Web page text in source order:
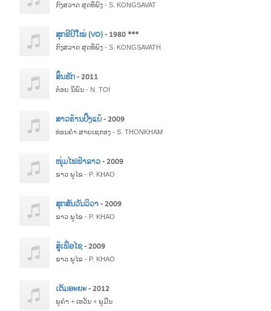
ກົງສວາດ ສຸດທິພົງ - S. KONGSAVAT
ສຸກຂີປີໃໝ່ (VO)- 1980 ***
ກົງສວາດ ສຸດທິພົງ - S. KONGSAVATH
ສິ້ນຮັກ- 2011
ຕ໋ອຍ ນິພົນ - N. TOI
ສາວຮ້ານປີ້ງແບ້- 2009
ທ່ອນຄຳ ສາຍເຊກອງ - S. THONKHAM
ໜຸ່ມໄຟຟ້າລາວ- 2009
ຂາວ ພູໄຂ - P. KHAO
ສຸກສັນວັນວິວາ- 2009
ຂາວ ພູໄຂ - P. KHAO
ສູ້ເພື່ອໄຊ- 2009
ຂາວ ພູໄຂ - P. KHAO
ເຕັມອະຍະ- 2012
ພູຄຳ + ເທວັນ + ພູມີນ